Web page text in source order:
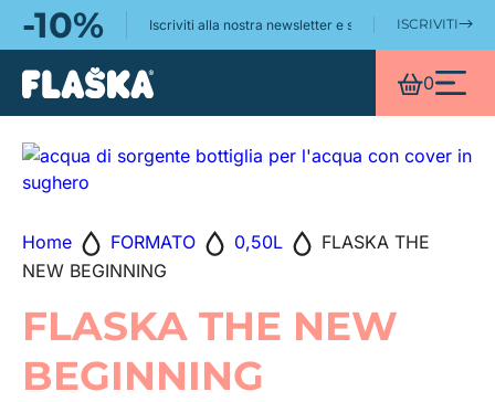
https://www.flaskaitalia.it/
-10% Iscriviti alla nostra newsletter e scopri ancora meglio il
ISCRIVITI
0
Home FORMATO 0,50L
FLASKA THE
NEW BEGINNING
FLASKA THE NEW
BEGINNING